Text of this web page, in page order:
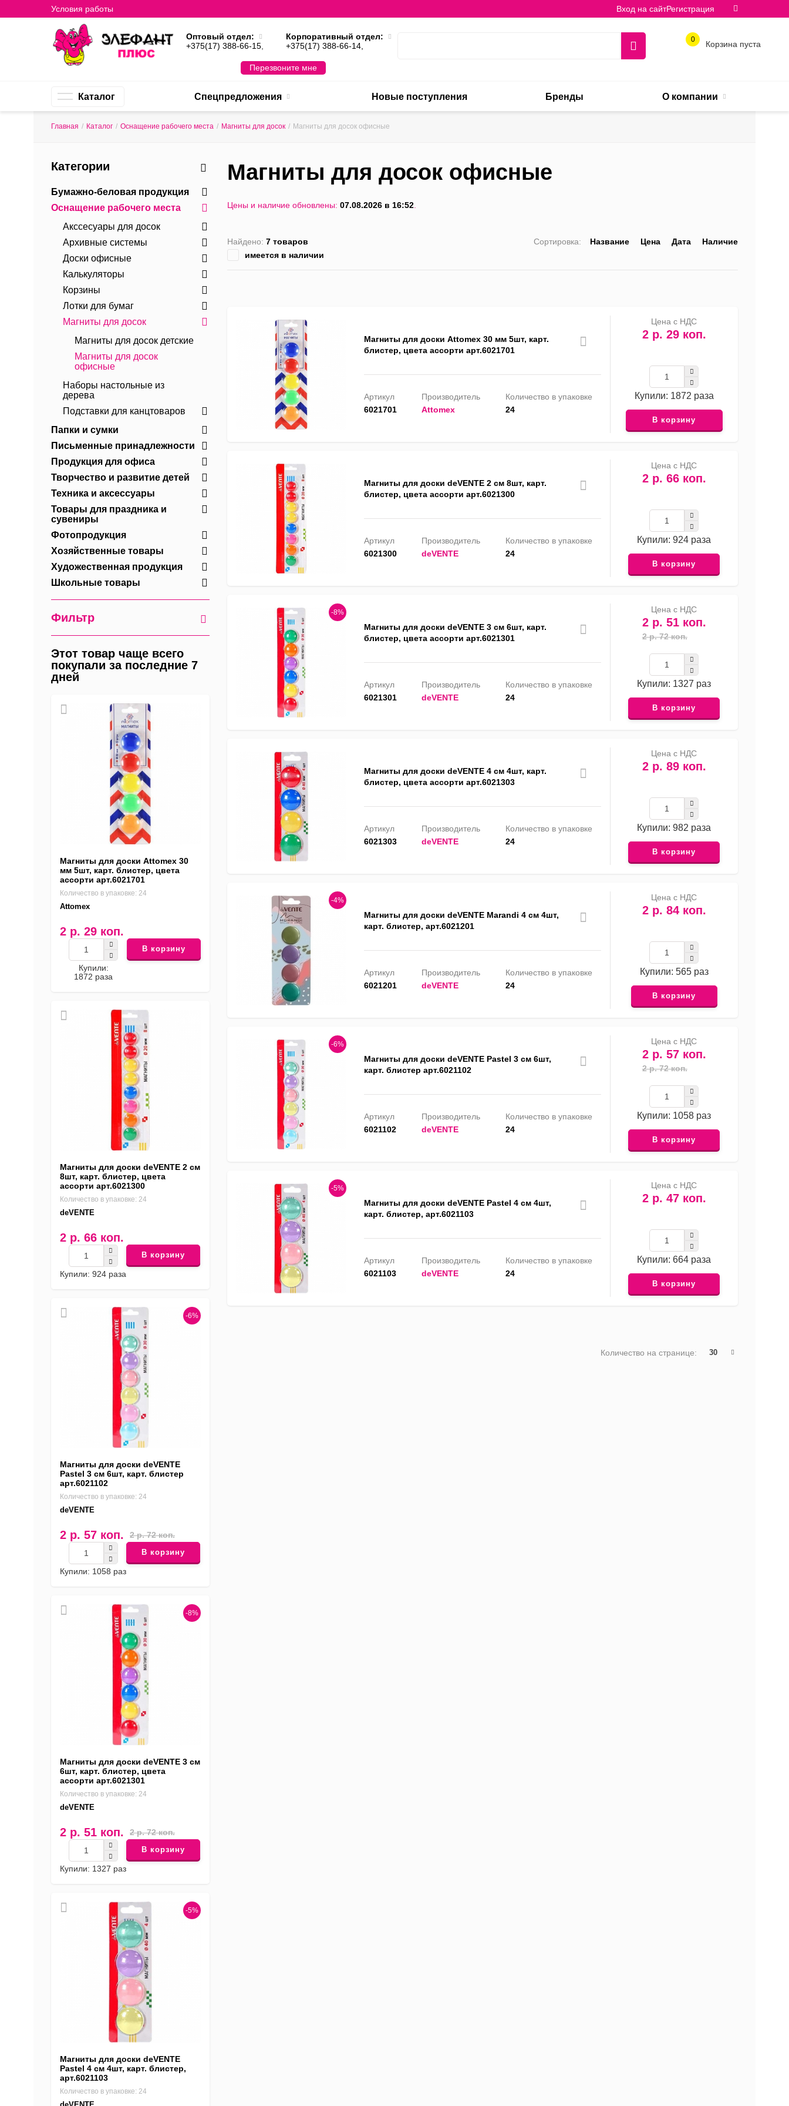
Условия работы Вход на сайтРегистрация
0 Корзина пуста
Оптовый отдел:
+375(17) 388-66-15,
Корпоративный отдел:
+375(17) 388-66-14,
Перезвоните мне
Каталог Спецпредложения Новые поступления Бренды О компании
Главная / Каталог / Оснащение рабочего места / Магниты для досок / Магниты для досок офисные
Категории
Бумажно-беловая продукция
Оснащение рабочего места
Акссесуары для досок
Архивные системы
Доски офисные
Калькуляторы
Корзины
Лотки для бумаг
Магниты для досок
Магниты для досок детские
Магниты для досок
офисные
Наборы настольные из
дерева
Подставки для канцтоваров
Папки и сумки
Письменные принадлежности
Продукция для офиса
Творчество и развитие детей
Техника и аксессуары
Товары для праздника и
сувениры
Фотопродукция
Хозяйственные товары
Художественная продукция
Школьные товары
Фильтр
Этот товар чаще всего
покупали за последние 7
дней
Магниты для доски Attomex 30
мм 5шт, карт. блистер, цвета
ассорти арт.6021701
Количество в упаковке: 24
Attomex
2 р. 29 коп.
Купили:
1872 раза
В корзину
Магниты для доски deVENTE 2 см
8шт, карт. блистер, цвета
ассорти арт.6021300
Количество в упаковке: 24
deVENTE
2 р. 66 коп.
Купили: 924 раза
В корзину
-6%
Магниты для доски deVENTE
Pastel 3 см 6шт, карт. блистер
арт.6021102
Количество в упаковке: 24
deVENTE
2 р. 57 коп. 2 р. 72 коп.
Купили: 1058 раз
В корзину
-8%
Магниты для доски deVENTE 3 см
6шт, карт. блистер, цвета
ассорти арт.6021301
Количество в упаковке: 24
deVENTE
2 р. 51 коп. 2 р. 72 коп.
Купили: 1327 раз
В корзину
-5%
Магниты для доски deVENTE
Pastel 4 см 4шт, карт. блистер,
арт.6021103
Количество в упаковке: 24
Магниты для досок офисные
Цены и наличие обновлены: 07.08.2026 в 16:52.
Найдено: 7 товаров
имеется в наличии
Сортировка: Название Цена Дата Наличие
Магниты для доски Attomex 30 мм 5шт, карт.
блистер, цвета ассорти арт.6021701
Артикул
6021701
Производитель
Attomex
Количество в упаковке
24
Цена с НДС
2 р. 29 коп.
Купили: 1872 раза
В корзину
Магниты для доски deVENTE 2 см 8шт, карт.
блистер, цвета ассорти арт.6021300
Артикул
6021300
Производитель
deVENTE
Количество в упаковке
24
Цена с НДС
2 р. 66 коп.
Купили: 924 раза
В корзину
-8%
Магниты для доски deVENTE 3 см 6шт, карт.
блистер, цвета ассорти арт.6021301
Артикул
6021301
Производитель
deVENTE
Количество в упаковке
24
Цена с НДС
2 р. 51 коп.
2 р. 72 коп.
Купили: 1327 раз
В корзину
Магниты для доски deVENTE 4 см 4шт, карт.
блистер, цвета ассорти арт.6021303
Артикул
6021303
Производитель
deVENTE
Количество в упаковке
24
Цена с НДС
2 р. 89 коп.
Купили: 982 раза
В корзину
-4%
Магниты для доски deVENTE Marandi 4 см 4шт,
карт. блистер, арт.6021201
Артикул
6021201
Производитель
deVENTE
Количество в упаковке
24
Цена с НДС
2 р. 84 коп.
Купили: 565 раз
В корзину
-6%
Магниты для доски deVENTE Pastel 3 см 6шт,
карт. блистер арт.6021102
Артикул
6021102
Производитель
deVENTE
Количество в упаковке
24
Цена с НДС
2 р. 57 коп.
2 р. 72 коп.
Купили: 1058 раз
В корзину
-5%
Магниты для доски deVENTE Pastel 4 см 4шт,
карт. блистер, арт.6021103
Артикул
6021103
Производитель
deVENTE
Количество в упаковке
24
Цена с НДС
2 р. 47 коп.
Купили: 664 раза
В корзину
Количество на странице: 30